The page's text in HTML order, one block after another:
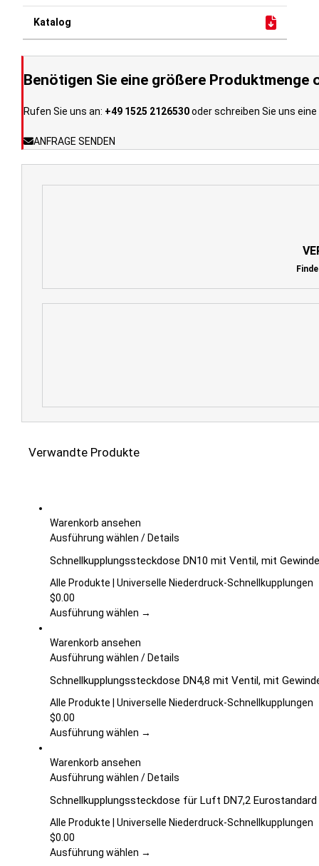
Benötigen Sie eine größere Produktmenge
Rufen Sie uns an: +49 1525 2126530oder schreiben Sie uns eine
ANFRAGE SENDEN
Verwandte Produkte
Warenkorb ansehen
Ausführung wählen Dieses
weist
mehrere
auf.
Optionen
können
der
Produktseite
werden
/Details
Schnellkupplungssteckdose DN10 mit Ventil, mit
Alle Produkte | Universelle Niederdruck-Schnellkupplungen
$0.00
Ausführung wählen →
Warenkorb ansehen
Ausführung wählen Dieses
weist
mehrere
auf.
Optionen
können
der
Produktseite
werden
/Details
Schnellkupplungssteckdose DN4,8 mit Ventil, mit
Alle Produkte | Universelle Niederdruck-Schnellkupplungen
$0.00
Ausführung wählen →
Warenkorb ansehen
Ausführung wählen Dieses
weist
mehrere
auf.
/Details
Schnellkupplungssteckdose für Luft DN7,2
Alle Produkte | Universelle Niederdruck-Schnellkupplungen
$0.00
Ausführung wählen →